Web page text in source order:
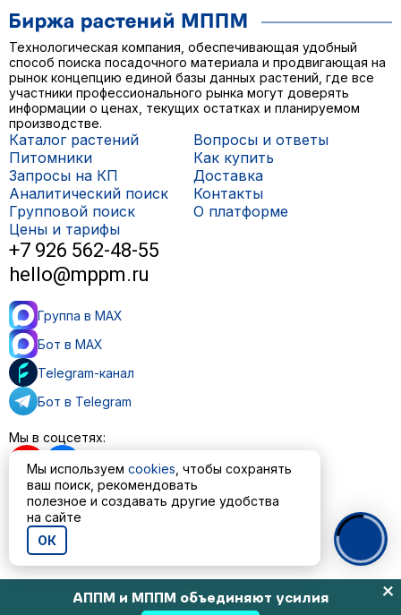
АППМ и МППМ объединяют усилия
Технологическая компания, обеспечивающая удобный
способ поиска посадочного материала и продвигающая на
рынок концепцию единой базы данных растений, где все
участники профессионального рынка могут доверять
информации о ценах, текущих остатках и планируемом
производстве.
Каталог растений
Питомники
Запросы на КП
Аналитический поиск
Групповой поиск
Цены и тарифы
Вопросы и ответы
Как купить
Доставка
Контакты
О платформе
+7 926 562-48-55
hello@mppm.ru
Группа в MAX
Бот в MAX
Telegram-канал
Бот в Telegram
Мы в соцсетях:
Пользовательское соглашение
Политика обработки персональных данных
© ООО «МППМ» 2023—2026
Мы используем cookies , чтобы сохранять
ваш поиск, рекомендовать
полезное и создавать другие удобства
на сайте
ОК